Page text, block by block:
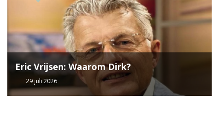
Eric Vrijsen: Waarom Dirk?
29 juli 2026